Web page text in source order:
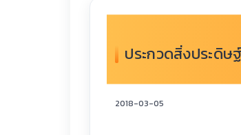
ประกวดสิ่งประดิษ
2018-03-05